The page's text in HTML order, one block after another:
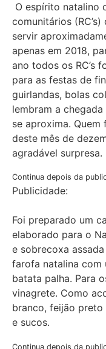
O espírito natalino
comunitários
servir
apenas em 2018,
ano todos os RC’s
para as festas de
guirlandas, bolas
lembram a
se aproxima.
deste mês de
agradável surpresa.
Continua depois da
Publicidade:
Foi preparado um
elaborado para o
e sobrecoxa
farofa natalina com
batata palha. Para
vinagrete. Como
branco, feijão preto
e sucos.
Continua depois da